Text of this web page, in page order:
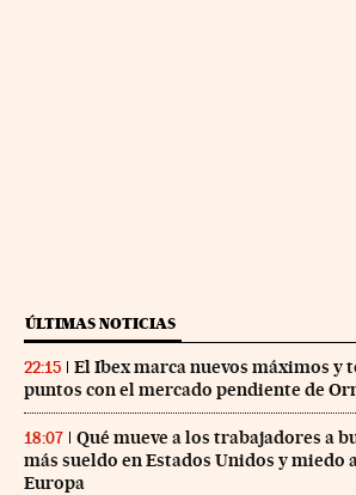
ÚLTIMAS NOTICIAS
22:15
El Ibex marca nuevos máximos y
puntos con el mercado pendiente de
18:07
Qué mueve a los trabajadores a
más sueldo en Estados Unidos y miedo
Europa